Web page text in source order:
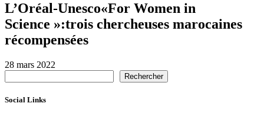
L’Oréal-Unesco«For Women in
Science »:trois chercheuses marocaines
récompensées
28 mars 2022
Rechercher
Social Links